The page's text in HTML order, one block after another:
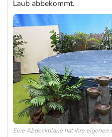
Laub abbekommt.
Eine Abdeckplane hat ihre eigenen